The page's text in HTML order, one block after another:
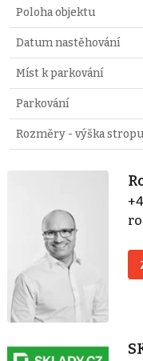
Poloha objektu
Datum nastěhování
Míst k parkování
Parkování
Rozměry - výška stropu